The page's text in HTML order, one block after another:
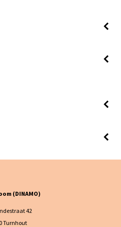
(DINAMO)
42
Turnhout